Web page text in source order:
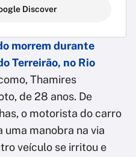
Discover
morrem durante
Terreirão, no Rio
Thamires
de 28 anos. De
o motorista do carro
uma manobra na via
veículo se irritou e